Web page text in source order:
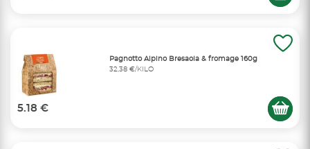
Pagnotto Alpino Bresaola & fromage 160g
32,38 €/KILO
5.18 €